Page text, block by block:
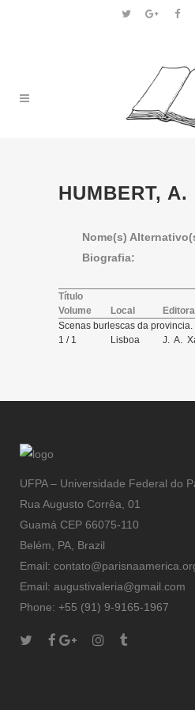
HUMBERT, A.
Nome(s)
Biografia:
Título
Volume
Local Editora
Scenas burlescas da
1 / 1
Lisboa
J. A.
UFPA – Universidade Federal do
Rua Augusto Corrêa, 01
Guamá CEP 66075-110
Belém, PA, Brazil
Email:
Email: augustivaleria@gmail.com
Phone: +55 (91) 9-9165-1967